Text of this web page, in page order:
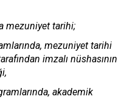
mezuniyet tarihi;
mezuniyet tarihi
imzalı nüshasının
akademik